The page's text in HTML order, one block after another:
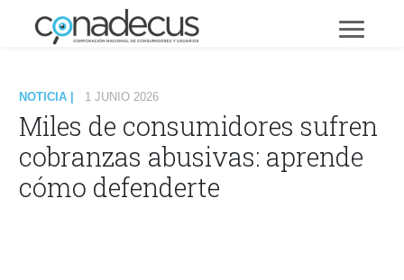
NOTICIA | 1 JUNIO 2026
Miles de consumidores sufren
cobranzas abusivas: aprende
cómo defenderte